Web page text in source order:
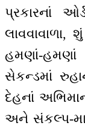
પ્રકારનાં
લાવવાવાળા,
હમણાં-
સેકન્ડમાં
દેહનાં
અને સંકલ્પ-